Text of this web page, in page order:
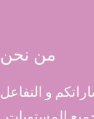
من نحن
و التفاعل